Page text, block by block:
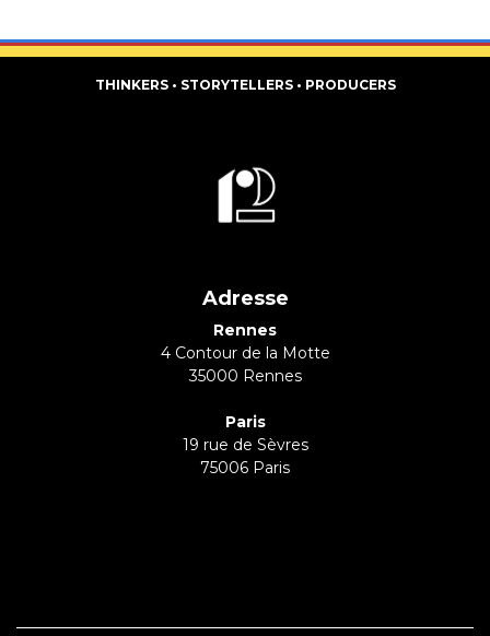
THINKERS • STORYTELLERS • PRODUCERS
Adresse
Rennes
4 Contour de la Motte
35000 Rennes
Paris
19 rue de Sèvres
75006 Paris